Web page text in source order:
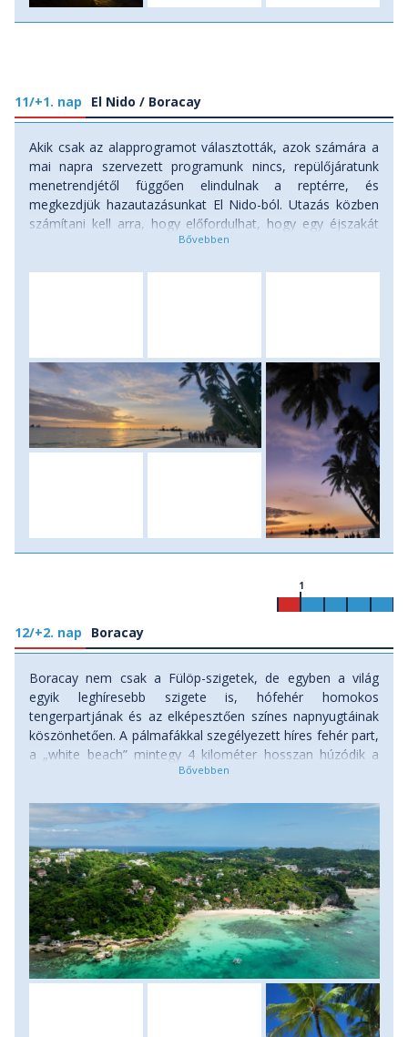
11/+1. nap El Nido / Boracay
Akik csak az alapprogramot választották, azok számára a
mai napra szervezett programunk nincs, repülőjáratunk
menetrendjétől függően elindulnak a reptérre, és
megkezdjük hazautazásunkat El Nido-ból. Utazás közben
számítani kell arra, hogy előfordulhat, hogy egy éjszakát
egyénileg még Manilában kell tölteni. Ellátás: reggeli.
töltjük. A szobák elfoglalása után rögtön a tengerhez
igyekszünk, hogy csobbanjunk egyet a a pálmafákkal
övezett, hófehér homokos parton, s megcsodáljuk a
messze földön híres Boracay-i napnyugta fényeit. Szállás:
szálloda, ellátás: reggeli.
12/+2. nap Boracay
1
Boracay nem csak a Fülöp-szigetek, de egyben a világ
egyik leghíresebb szigete is, hófehér homokos
tengerpartjának és az elképesztően színes napnyugtáinak
köszönhetően. A pálmafákkal szegélyezett híres fehér part,
a „white beach” mintegy 4 kilométer hosszan húzódik a
sziget nyugati partvonalán, több szakaszra van bontva, mi
környékére igyekszünk. Itt a luxus szállodák találhatóak,
nyugodtabb környezetben, de a hangulatos kis tengeröblök
szerencsére mindenki számára elérhetőek. Itt töltjük a
napunk nagy részét, majd napnyugtára visszatérünk a
központi részre (Station 2.) Itt a vállalkozó kedvűek kis
vitorlásokat is bérelhetnek, hogy ezúttal nem a partról,
hanem a tengerről nézve csodálják meg a messze földön
híres naplementét. Szállás: szálloda, ellátás: reggeli.